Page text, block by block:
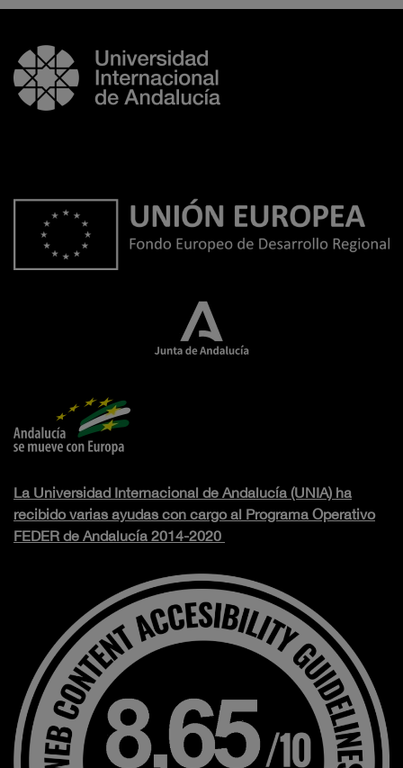
La Universidad Internacional de Andalucía (UNIA) ha
recibido varias ayudas con cargo al Programa Operativo
FEDER de Andalucía 2014-2020